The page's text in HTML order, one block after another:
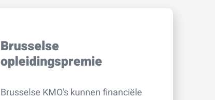
Brusselse
opleidingspremie
Brusselse KMO's kunnen financiële